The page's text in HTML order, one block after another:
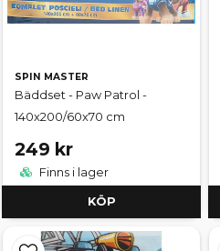
SPIN MASTER
Bäddset - Paw Patrol -
140x200/60x70 cm
249 kr
Finns i lager
KÖP